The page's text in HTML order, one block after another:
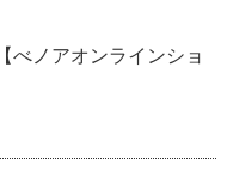
ノアオンラインショ